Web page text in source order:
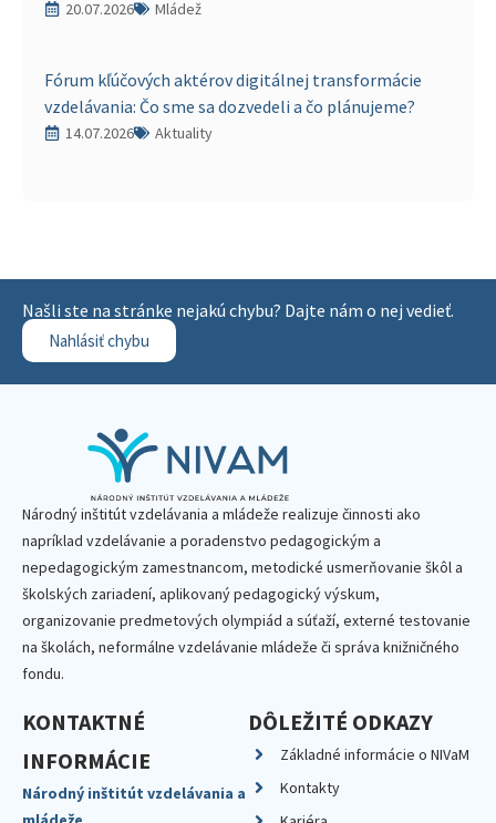
20.07.2026 Mládež
Fórum kľúčových aktérov digitálnej transformácie
vzdelávania: Čo sme sa dozvedeli a čo plánujeme?
14.07.2026 Aktuality
Našli ste na stránke nejakú chybu? Dajte nám o nej vedieť.
Nahlásiť chybu
Národný inštitút vzdelávania a mládeže realizuje činnosti ako
napríklad vzdelávanie a poradenstvo pedagogickým a
nepedagogickým zamestnancom, metodické usmerňovanie škôl a
školských zariadení, aplikovaný pedagogický výskum,
organizovanie predmetových olympiád a súťaží, externé testovanie
na školách, neformálne vzdelávanie mládeže či správa knižničného
fondu.
KONTAKTNÉ
INFORMÁCIE
Národný inštitút vzdelávania a
DÔLEŽITÉ ODKAZY
Základné informácie o NIVaM
Kontakty